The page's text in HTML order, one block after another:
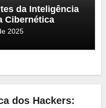
da Inteligência
Cibernética
2025
dos Hackers: